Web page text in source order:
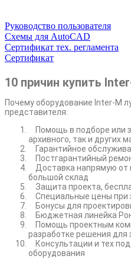
Руководство пользователя
Схемы для AutoCAD
Сертификат тех. регламента
Сертификат
10 причин купить
Почему оборудование Inter-M
представителя:
Помощь в подборе или
архивного, так и других
Гарантийное
Постгарантийный
Доставка напрямую от
большой склад
Защита проекта,
Специальные цены при
Бонусы для
Бюджетная линейка
Помощь проектным
разработке решения для
Консультации и тех
оборудования